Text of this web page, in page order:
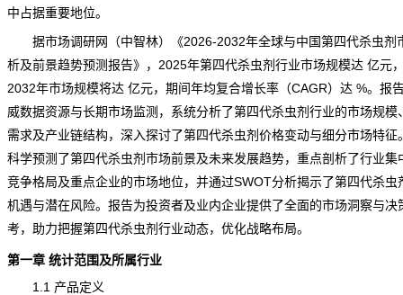
中占据重要地位。
据市场调研网（中智林）《2026-2032年全球与中国第四代杀虫剂
析及前景趋势预测报告》，2025年第四代杀虫剂行业市场规模达 亿元
2032年市场规模将达 亿元，期间年均复合增长率（CAGR）达 %。报
威数据资源与长期市场监测，系统分析了第四代杀虫剂行业的市场规模
需求及产业链结构，深入探讨了第四代杀虫剂价格变动与细分市场特征
科学预测了第四代杀虫剂市场前景及未来发展趋势，重点剖析了行业集
竞争格局及重点企业的市场地位，并通过SWOT分析揭示了第四代杀虫
机遇与潜在风险。报告为投资者及业内企业提供了全面的市场洞察与决
考，助力把握第四代杀虫剂行业动态，优化战略布局。
第一章 统计范围及所属行业
1.1 产品定义